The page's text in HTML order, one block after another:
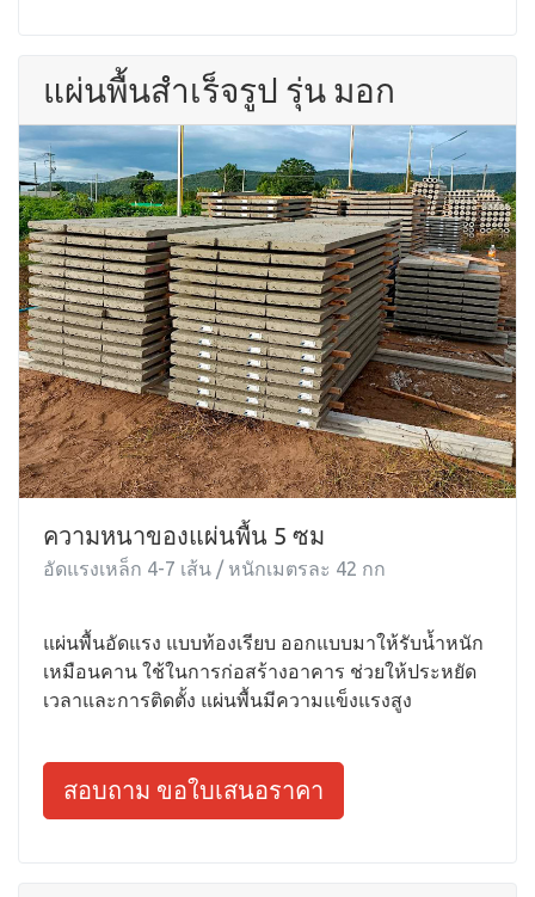
แผ่นพื้นสำเร็จรูป รุ่น มอก
ความหนาของแผ่นพื้น 5 ซม
อัดแรงเหล็ก 4-7 เส้น / หนักเมตรละ 42 กก
แผ่นพื้นอัดแรง แบบท้องเรียบ ออกแบบมาให้รับน้ำหนัก
เหมือนคาน ใช้ในการก่อสร้างอาคาร ช่วยให้ประหยัด
เวลาและการติดตั้ง แผ่นพื้นมีความแข็งแรงสูง
สอบถาม ขอใบเสนอราคา